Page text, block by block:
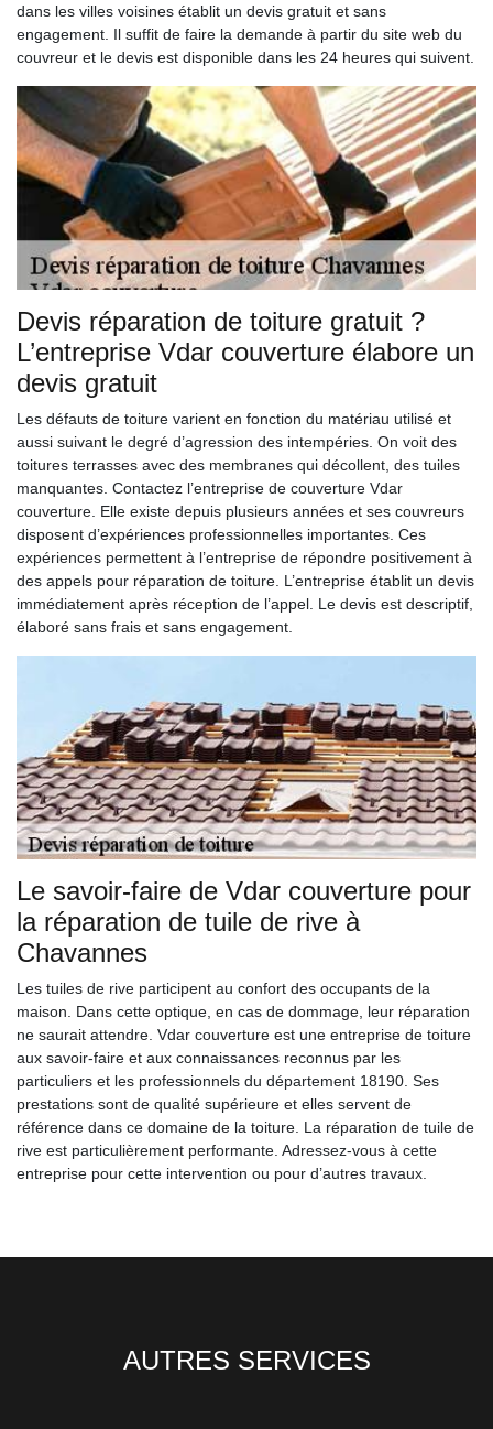
dans les villes voisines établit un devis gratuit et sans
engagement. Il suffit de faire la demande à partir du site web du
couvreur et le devis est disponible dans les 24 heures qui suivent.
Devis réparation de toiture gratuit ?
L’entreprise Vdar couverture élabore un
devis gratuit
Les défauts de toiture varient en fonction du matériau utilisé et
aussi suivant le degré d’agression des intempéries. On voit des
toitures terrasses avec des membranes qui décollent, des tuiles
manquantes. Contactez l’entreprise de couverture Vdar
couverture. Elle existe depuis plusieurs années et ses couvreurs
disposent d’expériences professionnelles importantes. Ces
expériences permettent à l’entreprise de répondre positivement à
des appels pour réparation de toiture. L’entreprise établit un devis
immédiatement après réception de l’appel. Le devis est descriptif,
élaboré sans frais et sans engagement.
Le savoir-faire de Vdar couverture pour
la réparation de tuile de rive à
Chavannes
Les tuiles de rive participent au confort des occupants de la
maison. Dans cette optique, en cas de dommage, leur réparation
ne saurait attendre. Vdar couverture est une entreprise de toiture
aux savoir-faire et aux connaissances reconnus par les
particuliers et les professionnels du département 18190. Ses
prestations sont de qualité supérieure et elles servent de
référence dans ce domaine de la toiture. La réparation de tuile de
rive est particulièrement performante. Adressez-vous à cette
entreprise pour cette intervention ou pour d’autres travaux.
AUTRES SERVICES